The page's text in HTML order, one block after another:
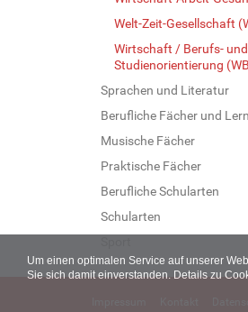
Um einen optimalen Service auf unserer
Sie sich damit einverstanden. Details zu
Welt-Zeit-Gesellschaft
Wirtschaft / Berufs- und
Studienorientierung
Sprachen und Literatur
Berufliche Fächer und
Musische Fächer
Praktische Fächer
Berufliche Schularten
Schularten